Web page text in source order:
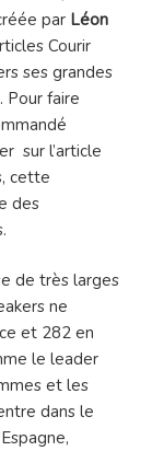
par Léon
Courir
ses grandes
Pour faire
sur l’article
cette
des
de très larges
ne
et 282 en
le leader
et les
dans le